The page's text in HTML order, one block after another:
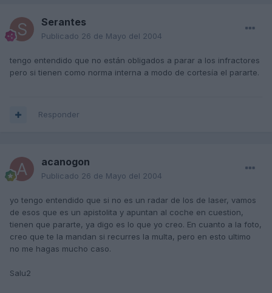
Serantes
Publicado 26 de Mayo del 2004
tengo entendido que no están obligados a parar a los infractores
pero si tienen como norma interna a modo de cortesía el pararte.
Responder
acanogon
Publicado 26 de Mayo del 2004
yo tengo entendido que si no es un radar de los de laser, vamos
de esos que es un apistolita y apuntan al coche en cuestion,
tienen que pararte, ya digo es lo que yo creo. En cuanto a la foto,
creo que te la mandan si recurres la multa, pero en esto ultimo
no me hagas mucho caso.
Salu2